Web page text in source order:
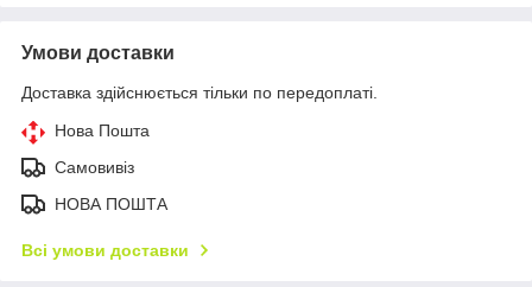
Умови доставки
Доставка здійснюється тільки по передоплаті.
Нова Пошта
Самовивіз
НОВА ПОШТА
Всі умови доставки